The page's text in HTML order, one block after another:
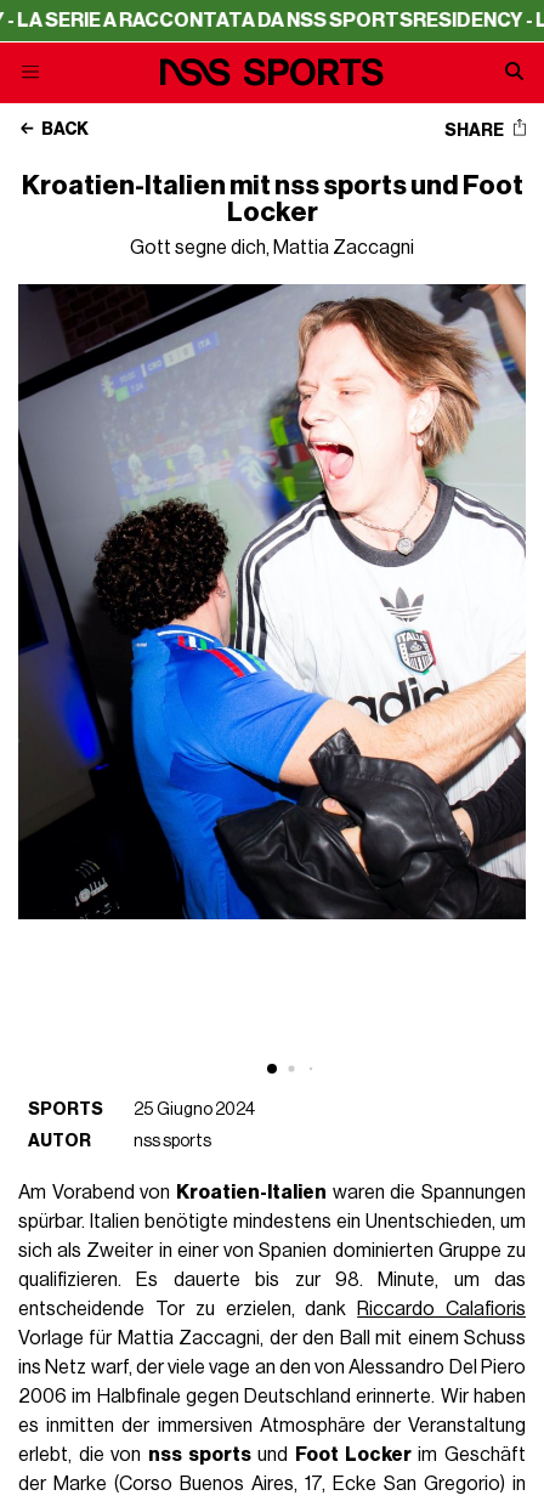
A RACCONTATA DA NSS SPORTSRESIDENCY - LA SERIE
BACK SHARE
Kroatien-Italien mit nss sports und Foot
Locker
Gott segne dich, Mattia Zaccagni
SPORTS
25 Giugno 2024
AUTOR
nss sports
Am Vorabend von Kroatien-Italien waren die Spannungen
spürbar. Italien benötigte mindestens ein Unentschieden, um
sich als Zweiter in einer von Spanien dominierten Gruppe zu
qualifizieren. Es dauerte bis zur 98. Minute, um das
entscheidende Tor zu erzielen, dank
Riccardo Calafioris
Vorlage für Mattia Zaccagni, der den Ball mit einem Schuss
ins Netz warf, der viele vage an den von Alessandro Del Piero
2006 im Halbfinale gegen Deutschland erinnerte. Wir haben
es inmitten der immersiven Atmosphäre der Veranstaltung
erlebt, die von nss sportsund Foot Lockerim Geschäft
der Marke (Corso Buenos Aires, 17, Ecke San Gregorio) in